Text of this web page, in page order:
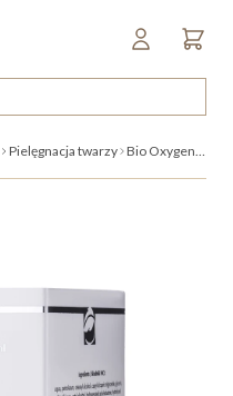
Pielęgnacja twarzy Bio Oxygen Cream